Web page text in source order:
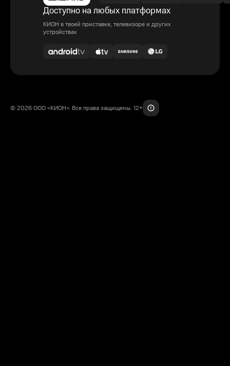
Доступно на любых платформах
КИОН в твоей приставке, телевизоре и других
устройствах
© 2026 ООО «КИОН». Все права защищены. 12+